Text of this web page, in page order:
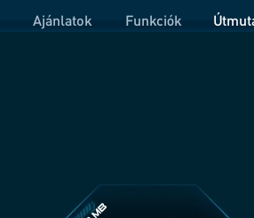
Ajánlatok Funkciók